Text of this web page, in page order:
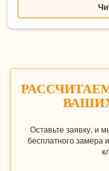
Оставьте заявку, и
бесплатного замера